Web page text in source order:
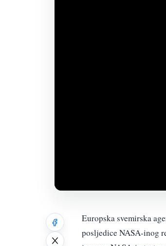
Europska svemirska
posljedice NASA-inog